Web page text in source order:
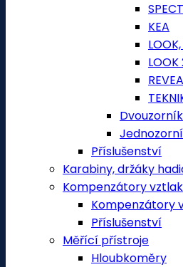
KEA
LOOK
Příslušenství
Karabiny, držáky
Kompenzátory
Kompenzátory
Příslušenství
Měřící přístroje
Hloubkoměry